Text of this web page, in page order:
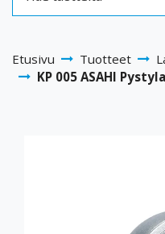
Etusivu Tuotteet
KP 005 ASAHI